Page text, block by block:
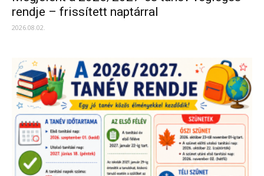
rendje – frissített naptárral
2026.08.02.